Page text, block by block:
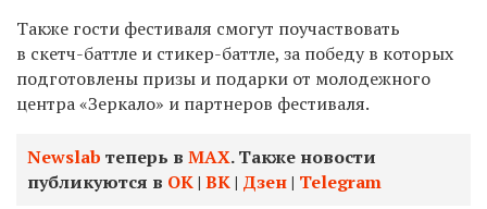
Также гости фестиваля смогут поучаствовать
в скетч-баттле и стикер-баттле, за победу в которых
подготовлены призы и подарки от молодежного
центра «Зеркало» и партнеров фестиваля.
Newslab теперь в МАХ. Также новости
публикуются в ОК| ВК| Дзен| Telegram